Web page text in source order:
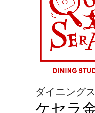
ダイニング
ケセラ